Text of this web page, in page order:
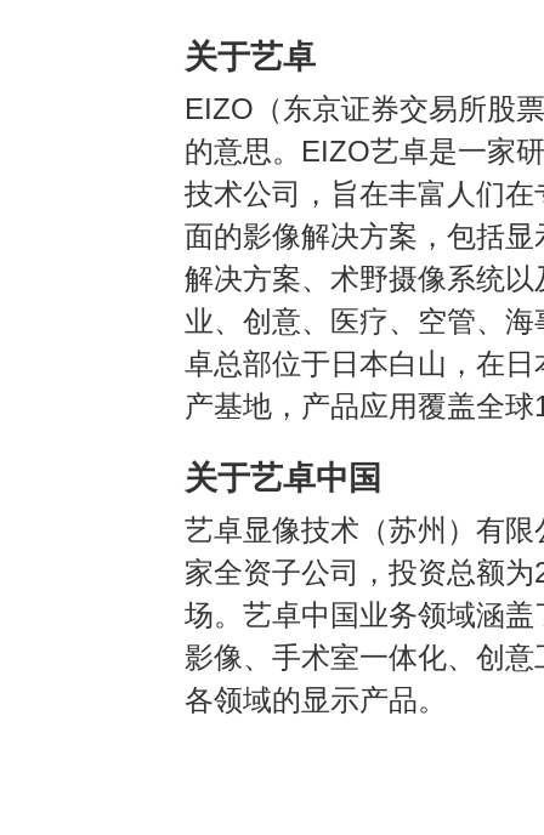
关于艺卓
EIZO （东京证券交易所股
的意思。EIZO艺卓是一家
技术公司，旨在丰富人们
面的影像解决方案，包括显
解决方案、 术野摄像系统
业、 创意、 医疗、 空管、 海
卓总部位于日本白山，在日
产基地，产品应用覆盖全球
关于艺卓中国
艺卓显像技术（苏州）有限
家全资子公司，投资总额为
场。 艺卓中国业务领域涵盖
影像、 手术室一体化、 创意
各领域的显示产品。